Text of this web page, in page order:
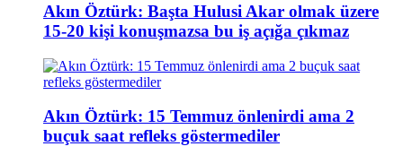
Akın Öztürk: Başta Hulusi Akar olmak üzere
15-20 kişi konuşmazsa bu iş açığa çıkmaz
Akın Öztürk: 15 Temmuz önlenirdi ama 2
buçuk saat refleks göstermediler